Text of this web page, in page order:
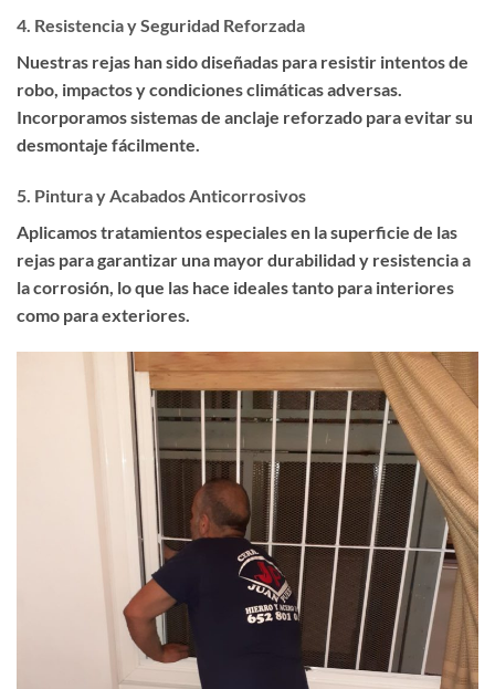
4. Resistencia y Seguridad Reforzada
Nuestras rejas han sido diseñadas para resistir intentos de
robo, impactos y condiciones climáticas adversas.
Incorporamos sistemas de anclaje reforzado para evitar su
desmontaje fácilmente.
5. Pintura y Acabados Anticorrosivos
Aplicamos tratamientos especiales en la superficie de las
rejas para garantizar una mayor durabilidad y resistencia a
la corrosión, lo que las hace ideales tanto para interiores
como para exteriores.